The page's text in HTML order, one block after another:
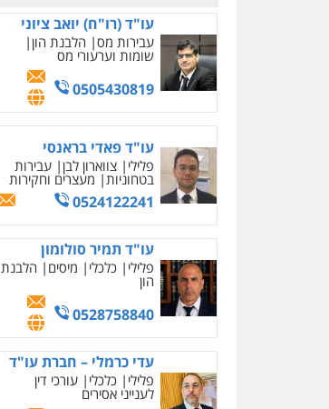
עו"ד (רו"ח) יואב ציוני
עבירות מס הלבנת הון
שומות וערעורי מס
0505430819
עו"ד פאדי בראנסי
פלילי צווארון לבן עבירות
בטחוניות מעצרים וחקירות
0524122241
עו"ד תמיר סולומון
פלילי כלכלי מיסים הלבנת
הון
0528758840
עדי כרמלי – חברת עו"ד
פלילי כלכלי עורכי דין
לענייני אסירים